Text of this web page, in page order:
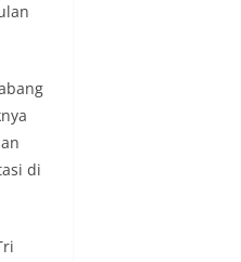
di